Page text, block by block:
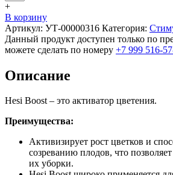
+
В корзину
Артикул: УТ-00000316 Категория:
Данный продукт доступен только по
можете сделать по номеру +7 999 516-
Описание
Hesi Boost – это активатор цветения.
Преимущества:
Активизирует рост цветков и
созреванию плодов, что
их уборки.